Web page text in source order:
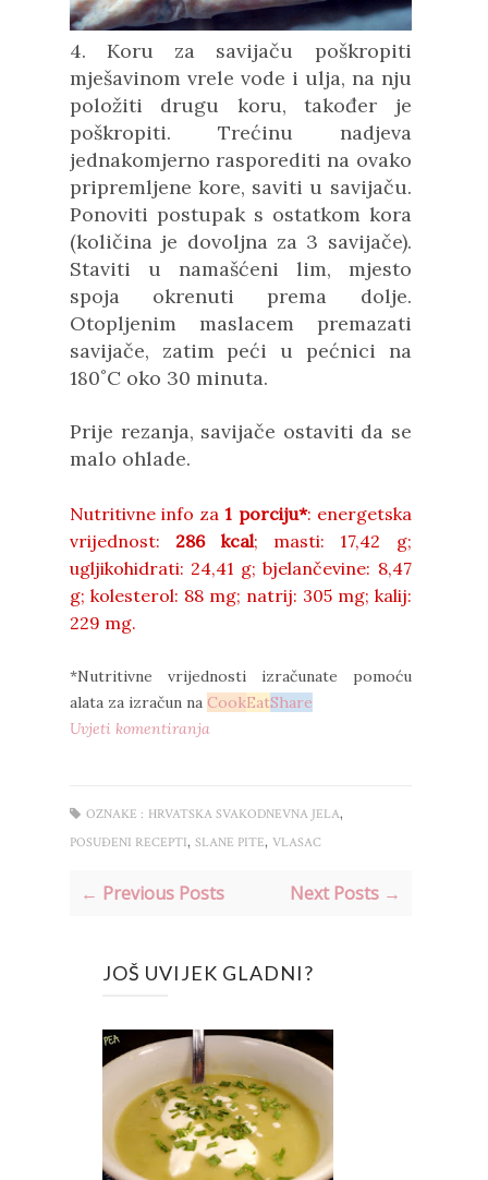
4. Koru za savijaču poškropiti
mješavinom vrele vode i ulja, na nju
položiti drugu koru, također je
poškropiti. Trećinu nadjeva
jednakomjerno rasporediti na ovako
pripremljene kore, saviti u savijaču.
Ponoviti postupak s ostatkom kora
(količina je dovoljna za 3 savijače).
Staviti u namašćeni lim, mjesto
spoja okrenuti prema dolje.
Otopljenim maslacem premazati
savijače, zatim peći u pećnici na
180˚C oko 30 minuta.
Prije rezanja, savijače ostaviti da se
malo ohlade.
Nutritivne info za1 porciju*: energetska
vrijednost: 286 kcal; masti: 17,42 g;
ugljikohidrati: 24,41 g;bjelančevine: 8,47
g; kolesterol: 88 mg; natrij: 305 mg; kalij:
229 mg.
*Nutritivne vrijednosti izračunate pomoću
alata za izračun na CookEatShare
Uvjeti komentiranja
OZNAKE : HRVATSKA SVAKODNEVNA JELA,
POSUĐENI RECEPTI, SLANE PITE, VLASAC
← Previous Posts Next Posts →
JOŠ UVIJEK GLADNI?